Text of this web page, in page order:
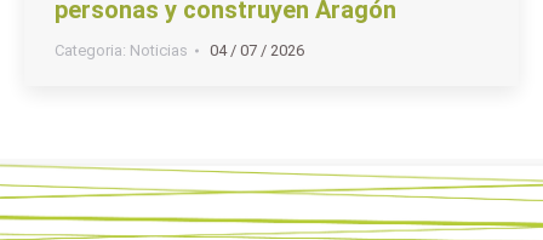
personas y construyen Aragón
Categoria: Noticias 04 / 07 / 2026